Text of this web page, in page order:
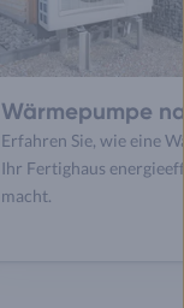
Wärmepumpe
Erfahren Sie, wie eine
Ihr Fertighaus
macht.